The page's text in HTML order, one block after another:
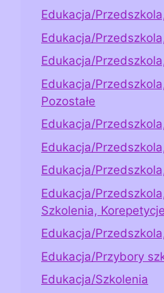
Edukacja/
Edukacja/
Edukacja/
Edukacja/
Pozostałe
Edukacja/
Edukacja/
Edukacja/
Edukacja/
Szkolenia,
Edukacja/
Edukacja/Przybory
Edukacja/Szkolenia